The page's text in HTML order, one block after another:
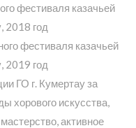
фестиваля казачьей
2018 год
фестиваля казачьей
2019 год
ГО г. Кумертау за
хорового искусства,
активное